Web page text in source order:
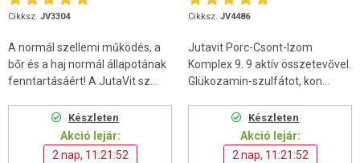
Cikksz. JV3304
A normál szellemi működés, a
bőr és a haj normál állapotának
fenntartásáért! A JutaVit sz...
Készleten
Akció lejár:
2 nap, 11:21:52
Cikksz. JV4486
Jutavit Porc-Csont-Izom
Komplex 9. 9 aktív összetevővel.
Glükozamin-szulfátot, kon...
Készleten
Akció lejár:
2 nap, 11:21:52